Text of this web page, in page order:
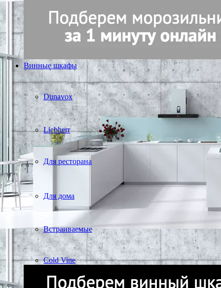
Винные шкафы
Dunavox
Liebherr
Для ресторана
Для дома
Встраиваемые
Cold Vine